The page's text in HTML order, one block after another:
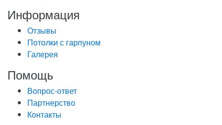
Информация
Отзывы
Потолки с гарпуном
Галерея
Помощь
Вопрос-ответ
Партнерство
Контакты